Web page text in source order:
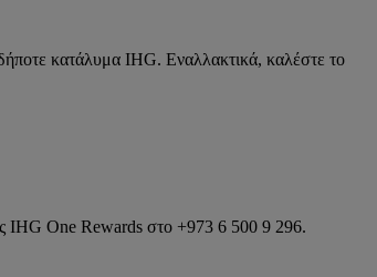
κατάλυμα IHG. Εναλλακτικά, καλέστε το
IHG One Rewards στο +973 6 500 9 296.